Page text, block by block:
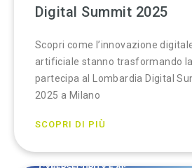
Digital Summit 2025
Scopri come l’innovazione
artificiale stanno trasformando
partecipa al Lombardia Digital
2025 a Milano
SCOPRI DI PIÙ